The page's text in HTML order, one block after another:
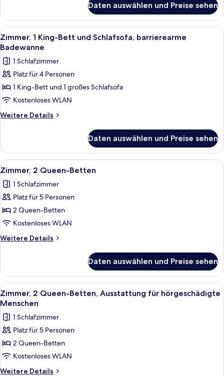
hörgeschädigte
Menschen
anzeigen
1 King-
Bett
und
Schlafsofa,
für
hörgeschädigte
Daten auswählen und Preise sehen
Alle
Fotos
für
Zimmer,
1 King-
Bett
und
Schlafsofa,
anzeigen
Ein modernes Hotelzimmer mit
4
Zimmer, 1 King-Bett und Schlafsofa, barrierearme
Badewanne
1 Schlafzimmer
Platz für 4 Personen
1 King-Bett und 1 großes Schlafsofa
Kostenloses WLAN
Weitere Details
Weitere
1 King-
Bett
und
barrierearme
Badewanne
Daten auswählen und Preise sehen
Alle
Fotos
für
Zimmer,
2 Queen-
Betten
anzeigen
Ein Hotelzimmer mit zwei Betten,
4
Zimmer, 2 Queen-Betten
1 Schlafzimmer
Platz für 5 Personen
2 Queen-Betten
Kostenloses WLAN
Weitere Details
Weitere
2 Queen-
Betten
Daten auswählen und Preise sehen
Alle
Fotos
für
Zimmer,
2 Queen-
Betten,
Ausstattung
für
Ein Hotelzimmer mit zwei Betten,
4
Zimmer, 2 Queen-Betten, Ausstattung für hörgeschädigte
Menschen
1 Schlafzimmer
Platz für 5 Personen
2 Queen-Betten
Kostenloses WLAN
Weitere Details
Weitere